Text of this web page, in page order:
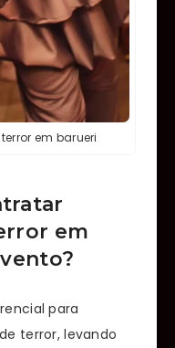
em barueri
em
para
terror, levando